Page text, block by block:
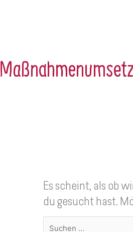
Es scheint, als ob
du gesucht hast.